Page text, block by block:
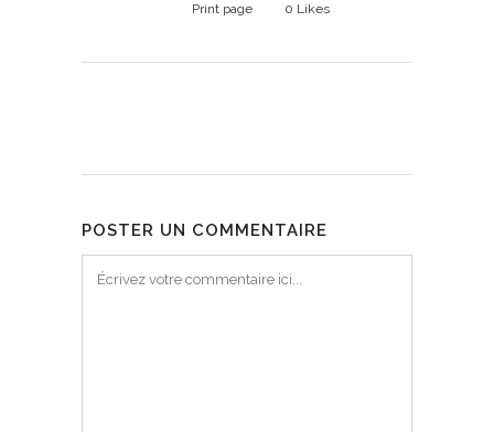
Print page 0 Likes
POSTER UN COMMENTAIRE